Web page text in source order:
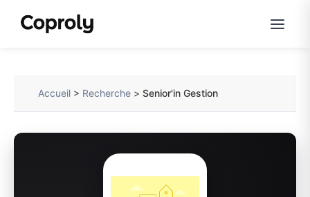
Accueil > Recherche >Senior'in Gestion